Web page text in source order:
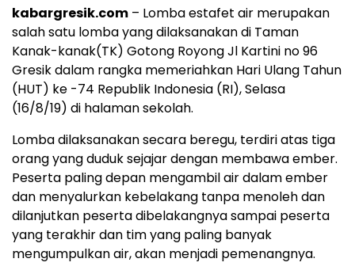
kabargresik.com – Lomba estafet air merupakan
salah satu lomba yang dilaksanakan di Taman
Kanak-kanak(TK) Gotong Royong Jl Kartini no 96
Gresik dalam rangka memeriahkan Hari Ulang Tahun
(HUT) ke -74 Republik Indonesia (RI), Selasa
(16/8/19) di halaman sekolah.
Lomba dilaksanakan secara beregu, terdiri atas tiga
orang yang duduk sejajar dengan membawa ember.
Peserta paling depan mengambil air dalam ember
dan menyalurkan kebelakang tanpa menoleh dan
dilanjutkan peserta dibelakangnya sampai peserta
yang terakhir dan tim yang paling banyak
mengumpulkan air, akan menjadi pemenangnya.